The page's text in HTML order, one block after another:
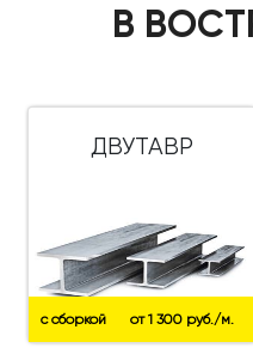
В
ДВУТАВР
с сборкой от 1 300 руб./м.